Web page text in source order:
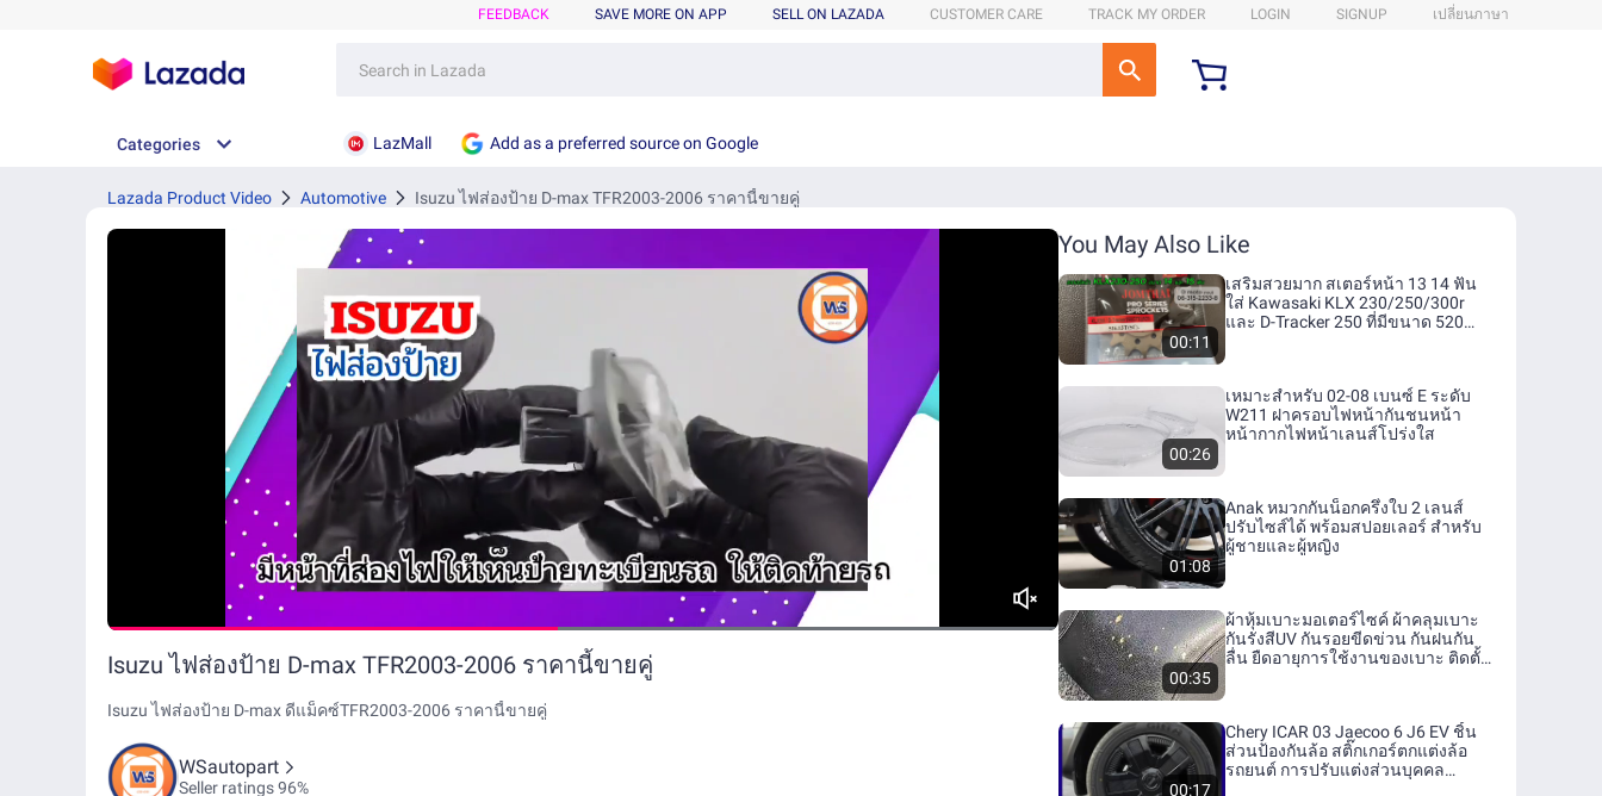
FEEDBACK SAVE MORE ON APP SELL ON LAZADA CUSTOMER CARE TRACK MY ORDER LOGIN SIGNUP เปลี่ยนภาษา
Categories LazMall Add as a preferred source on Google
Lazada Product Video Automotive Isuzu ไฟส่องป้าย D-max TFR2003-2006 ราคานี้ขายคู่
Isuzu ไฟส่องป้าย D-max TFR2003-2006 ราคานี้ขายคู่
Isuzu ไฟส่องป้าย D-max ดีแม็คซ์TFR2003-2006 ราคานี้ขายคู่
WSautopart
Seller ratings 96%
You May Also Like
00:11
เสริมสวยมาก สเตอร์หน้า 13 14 ฟัน
ใส่ Kawasaki KLX 230/250/300r
และ D-Tracker 250 ที่มีขนาด 520
00:26
เหมาะสำหรับ 02-08 เบนซ์ E ระดับ
W211 ฝาครอบไฟหน้ากันชนหน้า
หน้ากากไฟหน้าเลนส์โปร่งใส
01:08
Anak หมวกกันน็อกครึ่งใบ 2 เลนส์
ปรับไซส์ได้ พร้อมสปอยเลอร์ สำหรับ
ผู้ชายและผู้หญิง
00:35
ผ้าหุ้มเบาะมอเตอร์ไซค์ ผ้าคลุมเบาะ
กันรังสีUV กันรอยขีดข่วน กันฝนกัน
ลื่น ยืดอายุการใช้งานของเบาะ ติดตั้ง
00:17
Chery ICAR 03 Jaecoo 6 J6 EV ชิ้น
ส่วนป้องกันล้อ สติ๊กเกอร์ตกแต่งล้อ
รถยนต์ การปรับแต่งส่วนบุคคล